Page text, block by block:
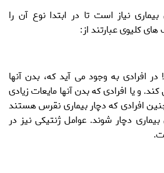
نیاز است تا در ابتدا نوع آن را
کلیوی عبارتند از:
در افرادی به وجود می آید که، بدن آنها
و یا افرادی که بدن آنها مایعات زیادی
افرادی که دچار بیماری نقرس هستند
دچار شوند. عوامل ژنتیکی نیز در